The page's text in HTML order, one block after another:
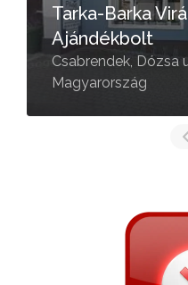
Tarka-Barka
Ajándékbolt
Csabrendek, Dózsa
Magyarország